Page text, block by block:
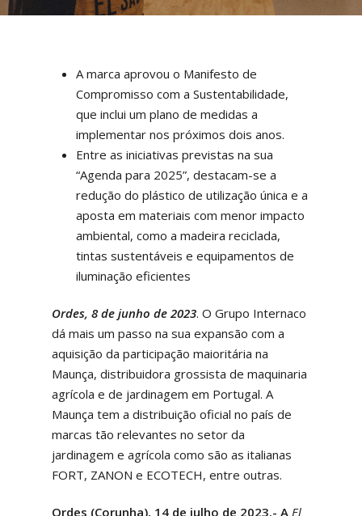
A marca aprovou o Manifesto de
Compromisso com a Sustentabilidade,
que inclui um plano de medidas a
implementar nos próximos dois anos.
Entre as iniciativas previstas na sua
“Agenda para 2025”, destacam-se a
redução do plástico de utilização única e a
aposta em materiais com menor impacto
ambiental, como a madeira reciclada,
tintas sustentáveis e equipamentos de
iluminação eficientes
Ordes, 8 de junho de 2023. O Grupo Internaco
dá mais um passo na sua expansão com a
aquisição da participação maioritária na
Maunça, distribuidora grossista de maquinaria
agrícola e de jardinagem em Portugal. A
Maunça tem a distribuição oficial no país de
marcas tão relevantes no setor da
jardinagem e agrícola como são as italianas
FORT, ZANON e ECOTECH, entre outras.
Ordes (Corunha), 14 de julho de 2023.- AEl